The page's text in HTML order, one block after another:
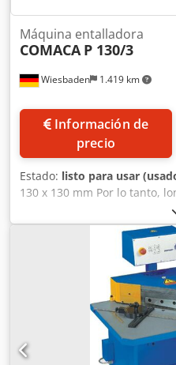
Wiesbaden 1.419 km
Máquina entalladora
COMACA P 130/3
Información de
precio
Estado: listo para usar
130 x 130 mm Por lo tanto,
Rendimiento máximo de
45/70 kg: 3/2 mm Ángulo de
50/min Dimensiones de la
Aeznh Ivefaor Espacio
Peso aproximado: 170 kg